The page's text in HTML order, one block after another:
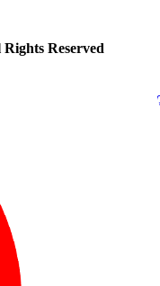
Reserved
(8h00 - 21h30)
(8h00 -